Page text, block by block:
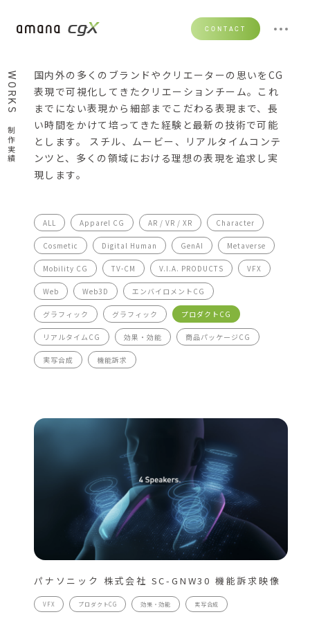
CONTACT
WORKS
制作実績
国内外の多くのブランドやクリエーターの思いをCG
表現で可視化してきたクリエーションチーム。これ
までにない表現から細部までこだわる表現まで、長
い時間をかけて培ってきた経験と最新の技術で可能
とします。 スチル、ムービー、リアルタイムコンテ
ンツと、多くの領域における理想の表現を追求し実
現します。
ALL Apparel CG AR / VR / XR Character
Cosmetic Digital Human GenAI Metaverse
Mobility CG TV-CM V.I.A. PRODUCTS VFX
Web Web3D エンバイロメントCG
グラフィック グラフィック プロダクトCG
リアルタイムCG 効果・効能 商品パッケージCG
実写合成 機能訴求
パナソニック 株式会社 SC-GNW30 機能訴求映像
VFX プロダクトCG 効果・効能 実写合成